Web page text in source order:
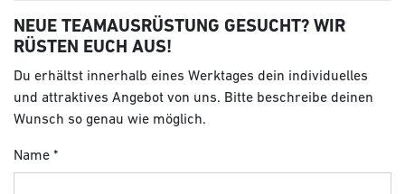
NEUE TEAMAUSRÜSTUNG GESUCHT? WIR
RÜSTEN EUCH AUS!
Du erhältst innerhalb eines Werktages dein individuelles
und attraktives Angebot von uns. Bitte beschreibe deinen
Wunsch so genau wie möglich.
Name